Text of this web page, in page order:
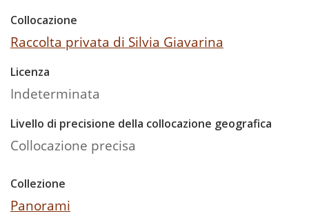
Collocazione
Raccolta privata di Silvia Giavarina
Licenza
Indeterminata
Livello di precisione della collocazione geografica
Collocazione precisa
Collezione
Panorami